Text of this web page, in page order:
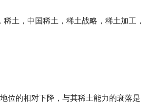
稀土，中国稀土，稀土战略，稀土加工，
位的相对下降，与其稀土能力的衰落是